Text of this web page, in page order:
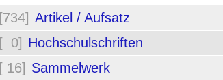
[734] Artikel / Aufsatz
[ 0] Hochschulschriften
[ 16] Sammelwerk